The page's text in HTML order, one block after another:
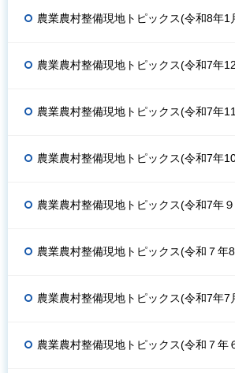
農業農村整備現地トピックス(令和8年1
農業農村整備現地トピックス(令和7年
農業農村整備現地トピックス(令和7年
農業農村整備現地トピックス(令和7年
農業農村整備現地トピックス(令和7年
農業農村整備現地トピックス(令和７年
農業農村整備現地トピックス(令和7年7
農業農村整備現地トピックス(令和７年